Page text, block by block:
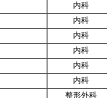
内科
内科
内科
内科
内科
内科
整形外科